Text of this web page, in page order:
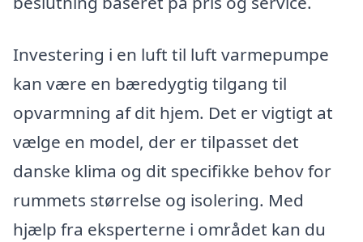
Investering i en luft til luft varmepumpe
kan være en bæredygtig tilgang til
opvarmning af dit hjem. Det er vigtigt at
vælge en model, der er tilpasset det
danske klima og dit specifikke behov for
rummets størrelse og isolering. Med
hjælp fra eksperterne i området kan du